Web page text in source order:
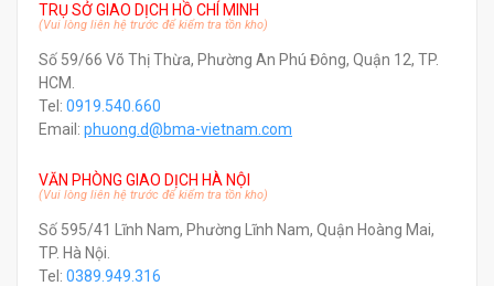
TRỤ SỞ GIAO DỊCH HỒ CHÍ MINH
(Vui lòng liên hệ trước để kiểm tra tồn kho)
Số 59/66 Võ Thị Thừa, Phường An Phú Đông, Quận 12, TP.
HCM.
Tel: 0919.540.660
Email: phuong.d@bma-vietnam.com
VĂN PHÒNG GIAO DỊCH HÀ NỘI
(Vui lòng liên hệ trước để kiểm tra tồn kho)
Số 595/41 Lĩnh Nam, Phường Lĩnh Nam, Quận Hoàng Mai,
TP. Hà Nội.
Tel: 0389.949.316